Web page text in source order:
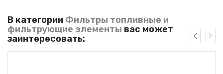
В категории Фильтры топливные и
фильтрующие элементы вас может
заинтересовать: